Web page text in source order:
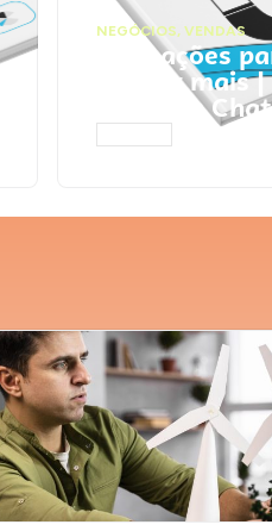
NEGÓCIOS, VENDAS
Faça ações
vender mais |
Prompts